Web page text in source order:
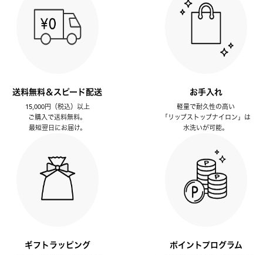
送料無料＆スピード配送
15,000円（税込）以上
ご購入で送料無料。
最短翌日にお届け。
お手入れ
軽量で耐久性の高い
「リップストップナイロン」は
水洗いが可能。
ギフトラッピング ポイントプログラム